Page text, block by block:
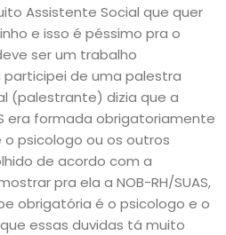
Assistente Social que quer
e isso é péssimo pra o
ser um trabalho
participei de uma palestra
(palestrante) dizia que a
era formada obrigatoriamente
psicologo ou os outros
de acordo com a
pra ela a NOB-RH/SUAS,
obrigatória é o psicologo e o
essas duvidas tá muito